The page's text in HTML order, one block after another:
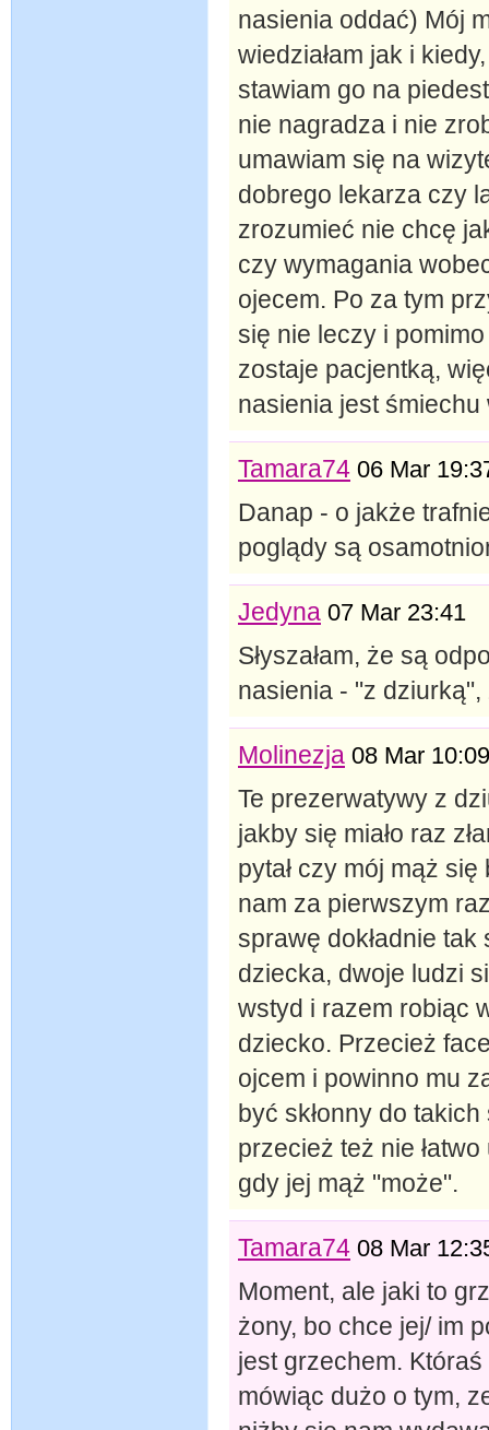
nasienia oddać) Mój
wiedziałam jak i
stawiam go na
nie nagradza i nie
umawiam się na
dobrego lekarza czy
zrozumieć nie chcę
czy wymagania
ojecem. Po za tym
się nie leczy i
zostaje pacjentką,
nasienia jest śmiechu
Tamara74 06 Mar
Danap - o jakże
poglądy są
Jedyna 07 Mar 23:41
Słyszałam, że są
nasienia - "z
Molinezja 08 Mar 10:09
Te prezerwatywy z
jakby się miało raz
pytał czy mój mąż się
nam za pierwszym
sprawę dokładnie
dziecka, dwoje ludzi
wstyd i razem robiąc
dziecko. Przecież
ojcem i powinno mu
być skłonny do
przecież też nie
gdy jej mąż "może".
Tamara74 08 Mar
Moment, ale jaki to
żony, bo chce jej/ im
jest grzechem.
mówiąc dużo o tym,